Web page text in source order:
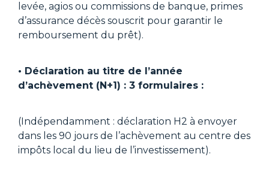
levée, agios ou commissions de banque, primes
d’assurance décès souscrit pour garantir le
remboursement du prêt).
• Déclaration au titre de l’année
d’achèvement (N+1) : 3 formulaires :
(Indépendamment : déclaration H2 à envoyer
dans les 90 jours de l’achèvement au centre des
impôts local du lieu de l’investissement).